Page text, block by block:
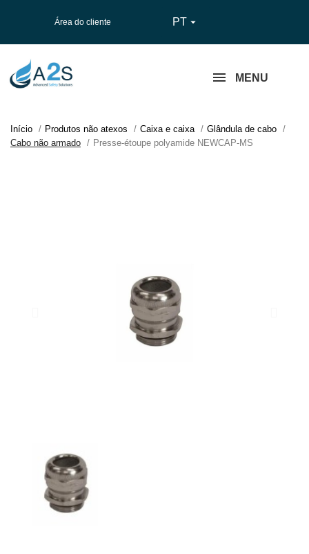
Área do cliente PT 
MENU
Início Produtos não atexos Caixa e caixa
Glândula de cabo
Cabo não armado
Presse-étoupe polyamide NEWCAP-MS